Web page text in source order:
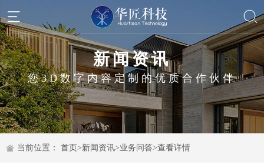
新闻资讯
您3D数字内容定制的优质合作伙伴
当前位置： 首页>新闻资讯>业务问答>查看详情